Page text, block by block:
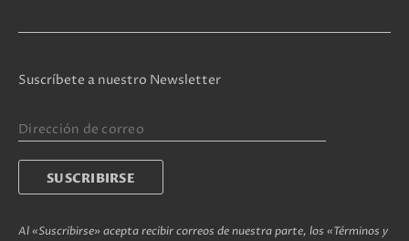
Suscríbete a nuestro Newsletter
Al «Suscribirse» acepta recibir correos de nuestra parte, los «Términos y